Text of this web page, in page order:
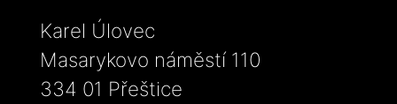
Karel Úlovec
Masarykovo náměstí 110
334 01 Přeštice